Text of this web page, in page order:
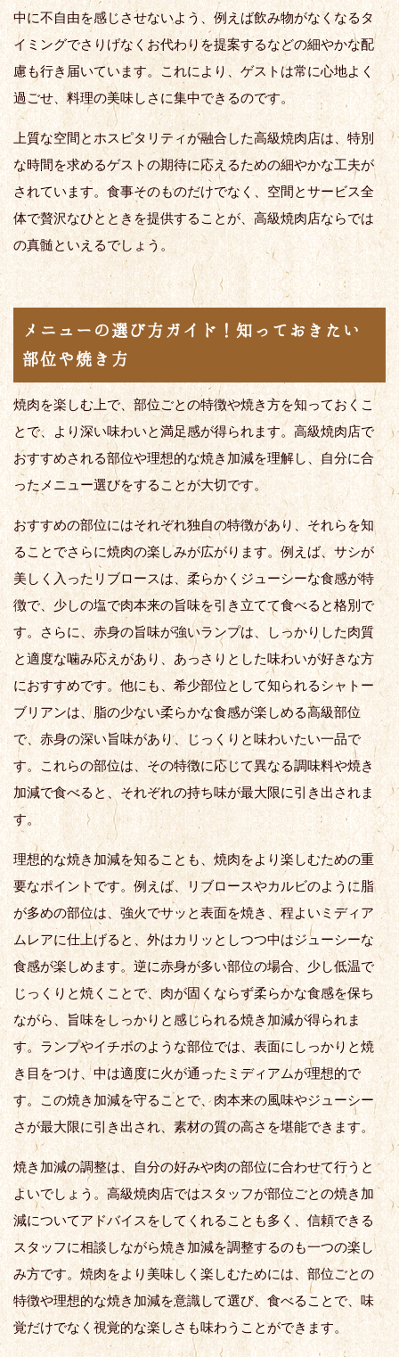
中に不自由を感じさせないよう、例えば飲み物がなくなるタ
イミングでさりげなくお代わりを提案するなどの細やかな配
慮も行き届いています。これにより、ゲストは常に心地よく
過ごせ、料理の美味しさに集中できるのです。
上質な空間とホスピタリティが融合した高級焼肉店は、特別
な時間を求めるゲストの期待に応えるための細やかな工夫が
されています。食事そのものだけでなく、空間とサービス全
体で贅沢なひとときを提供することが、高級焼肉店ならでは
の真髄といえるでしょう。
メニューの選び方ガイド！知っておきたい
部位や焼き方
焼肉を楽しむ上で、部位ごとの特徴や焼き方を知っておくこ
とで、より深い味わいと満足感が得られます。高級焼肉店で
おすすめされる部位や理想的な焼き加減を理解し、自分に合
ったメニュー選びをすることが大切です。
おすすめの部位にはそれぞれ独自の特徴があり、それらを知
ることでさらに焼肉の楽しみが広がります。例えば、サシが
美しく入ったリブロースは、柔らかくジューシーな食感が特
徴で、少しの塩で肉本来の旨味を引き立てて食べると格別で
す。さらに、赤身の旨味が強いランプは、しっかりした肉質
と適度な噛み応えがあり、あっさりとした味わいが好きな方
におすすめです。他にも、希少部位として知られるシャトー
ブリアンは、脂の少ない柔らかな食感が楽しめる高級部位
で、赤身の深い旨味があり、じっくりと味わいたい一品で
す。これらの部位は、その特徴に応じて異なる調味料や焼き
加減で食べると、それぞれの持ち味が最大限に引き出されま
す。
理想的な焼き加減を知ることも、焼肉をより楽しむための重
要なポイントです。例えば、リブロースやカルビのように脂
が多めの部位は、強火でサッと表面を焼き、程よいミディア
ムレアに仕上げると、外はカリッとしつつ中はジューシーな
食感が楽しめます。逆に赤身が多い部位の場合、少し低温で
じっくりと焼くことで、肉が固くならず柔らかな食感を保ち
ながら、旨味をしっかりと感じられる焼き加減が得られま
す。ランプやイチボのような部位では、表面にしっかりと焼
き目をつけ、中は適度に火が通ったミディアムが理想的で
す。この焼き加減を守ることで、肉本来の風味やジューシー
さが最大限に引き出され、素材の質の高さを堪能できます。
焼き加減の調整は、自分の好みや肉の部位に合わせて行うと
よいでしょう。高級焼肉店ではスタッフが部位ごとの焼き加
減についてアドバイスをしてくれることも多く、信頼できる
スタッフに相談しながら焼き加減を調整するのも一つの楽し
み方です。焼肉をより美味しく楽しむためには、部位ごとの
特徴や理想的な焼き加減を意識して選び、食べることで、味
覚だけでなく視覚的な楽しさも味わうことができます。